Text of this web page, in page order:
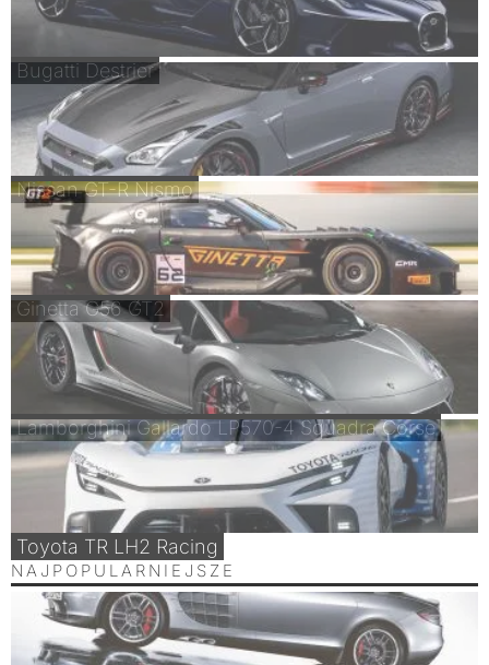
Bugatti Destrier
Nissan GT-R Nismo
Ginetta G56 GT2
Lamborghini Gallardo LP570-4 Squadra Corse
Toyota TR LH2 Racing
NAJPOPULARNIEJSZE